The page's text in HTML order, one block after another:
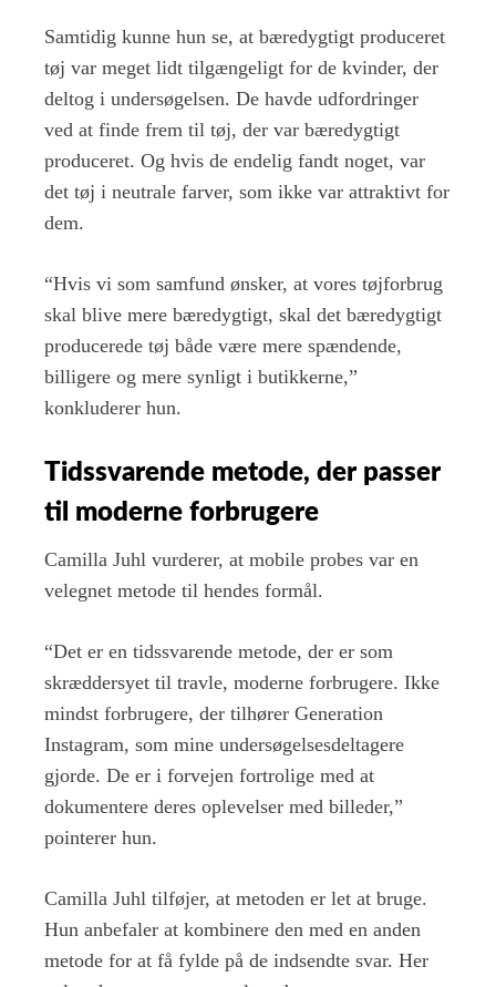
Samtidig kunne hun se, at bæredygtigt produceret
tøj var meget lidt tilgængeligt for de kvinder, der
deltog i undersøgelsen. De havde udfordringer
ved at finde frem til tøj, der var bæredygtigt
produceret. Og hvis de endelig fandt noget, var
det tøj i neutrale farver, som ikke var attraktivt for
dem.
“Hvis vi som samfund ønsker, at vores tøjforbrug
skal blive mere bæredygtigt, skal det bæredygtigt
producerede tøj både være mere spændende,
billigere og mere synligt i butikkerne,”
konkluderer hun.
Tidssvarende metode, der passer
til moderne forbrugere
Camilla Juhl vurderer, at mobile probes var en
velegnet metode til hendes formål.
“Det er en tidssvarende metode, der er som
skræddersyet til travle, moderne forbrugere. Ikke
mindst forbrugere, der tilhører Generation
Instagram, som mine undersøgelsesdeltagere
gjorde. De er i forvejen fortrolige med at
dokumentere deres oplevelser med billeder,”
pointerer hun.
Camilla Juhl tilføjer, at metoden er let at bruge.
Hun anbefaler at kombinere den med en anden
metode for at få fylde på de indsendte svar. Her